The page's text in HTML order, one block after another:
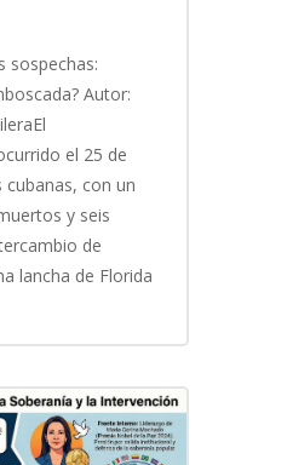
sospechas:
Autor:
el 25 de
con un
y seis
de
lancha de Florida